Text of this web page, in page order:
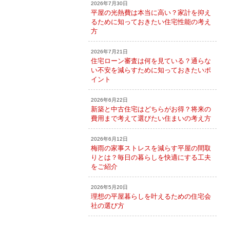
2026年7月30日
平屋の光熱費は本当に高い？家計を抑え
るために知っておきたい住宅性能の考え
方
2026年7月21日
住宅ローン審査は何を見ている？通らな
い不安を減らすために知っておきたいポ
イント
2026年6月22日
新築と中古住宅はどちらがお得？将来の
費用まで考えて選びたい住まいの考え方
2026年6月12日
梅雨の家事ストレスを減らす平屋の間取
りとは？毎日の暮らしを快適にする工夫
をご紹介
2026年5月20日
理想の平屋暮らしを叶えるための住宅会
社の選び方